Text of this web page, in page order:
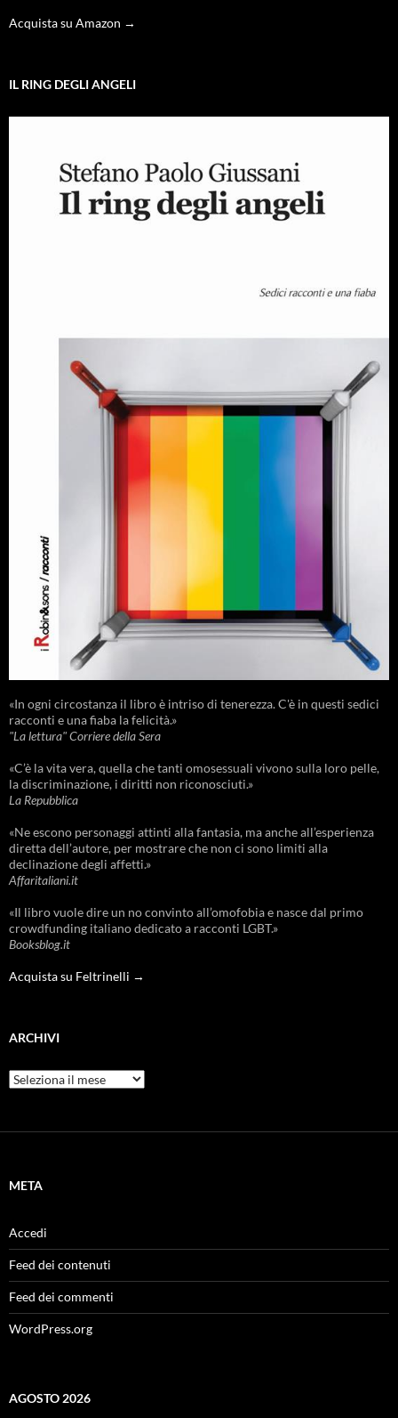
Acquista su Amazon →
IL RING DEGLI ANGELI
«In ogni circostanza il libro è intriso di tenerezza. C'è in questi sedici
racconti e una fiaba la felicità.»
"La lettura" Corriere della Sera
«C’è la vita vera, quella che tanti omosessuali vivono sulla loro pelle,
la discriminazione, i diritti non riconosciuti.»
La Repubblica
«Ne escono personaggi attinti alla fantasia, ma anche all’esperienza
diretta dell’autore, per mostrare che non ci sono limiti alla
declinazione degli affetti.»
Affaritaliani.it
«Il libro vuole dire un no convinto all’omofobia e nasce dal primo
crowdfunding italiano dedicato a racconti LGBT.»
Booksblog.it
Acquista su Feltrinelli →
ARCHIVI
Archivi
META
Accedi
Feed dei contenuti
Feed dei commenti
WordPress.org
AGOSTO 2026